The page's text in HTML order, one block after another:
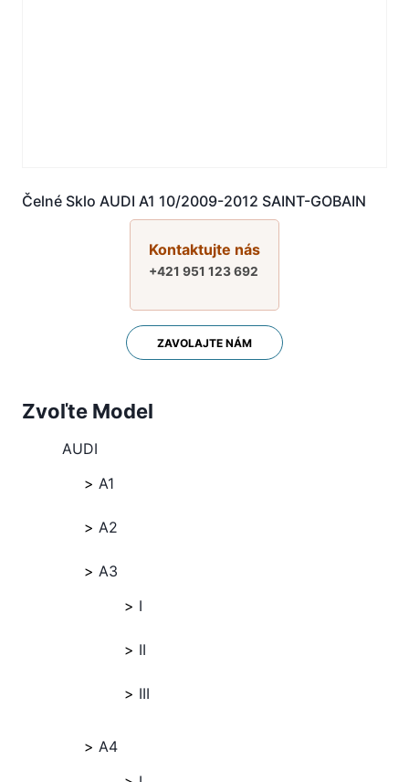
Čelné Sklo AUDI A1 10/2009-2012 SAINT-GOBAIN
Kontaktujte nás
+421 951 123 692
ZAVOLAJTE NÁM
Zvoľte Model
AUDI
A1
A2
A3
I
II
III
A4